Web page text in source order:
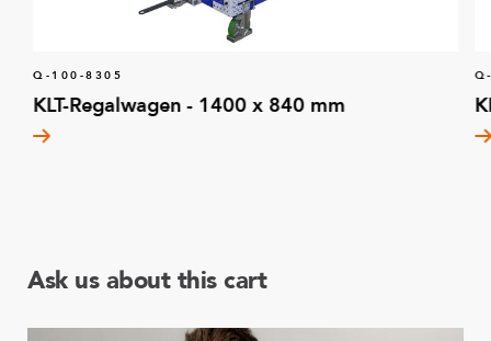
Q-100-8305
KLT-Regalwagen - 1400 x 840 mm
Ask us about this cart